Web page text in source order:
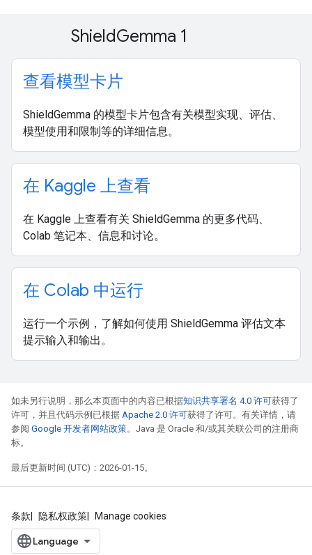
ShieldGemma 1
查看模型卡片
ShieldGemma 的模型卡片包含有关模型实现、评估、
模型使用和限制等的详细信息。
在 Kaggle 上查看
在 Kaggle 上查看有关 ShieldGemma 的更多代码、
Colab 笔记本、信息和讨论。
在 Colab 中运行
运行一个示例，了解如何使用 ShieldGemma 评估文本
提示输入和输出。
如未另行说明，那么本页面中的内容已根据知识共享署名 4.0 许可获得了
许可，并且代码示例已根据 Apache 2.0 许可获得了许可。有关详情，请
参阅 Google 开发者网站政策。Java 是 Oracle 和/或其关联公司的注册商
标。
最后更新时间 (UTC)：2026-01-15。
条款 隐私权政策 Manage cookies